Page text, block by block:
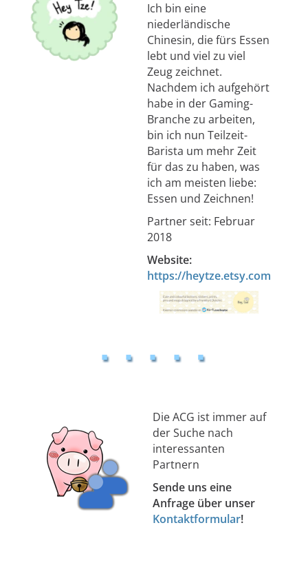
Ich bin eine
niederländische
Chinesin, die fürs Essen
lebt und viel zu viel
Zeug zeichnet.
Nachdem ich aufgehört
habe in der Gaming-
Branche zu arbeiten,
bin ich nun Teilzeit-
Barista um mehr Zeit
für das zu haben, was
ich am meisten liebe:
Essen und Zeichnen!
Partner seit: Februar
2018
Website:
https://heytze.etsy.com
Die ACG ist immer auf
der Suche nach
interessanten
Partnern
Sende uns eine
Anfrage über unser
Kontaktformular!